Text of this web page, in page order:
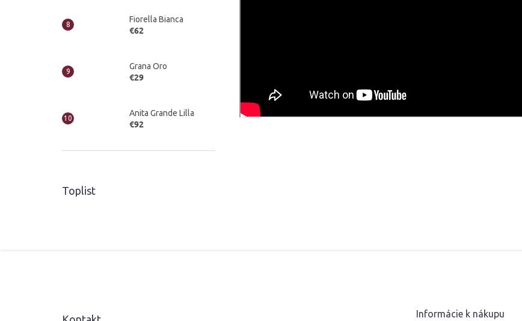
Fiorella Bianca
€62
Grana Oro
€29
Anita Grande Lilla
€92
Toplist
Informácie k nákupu